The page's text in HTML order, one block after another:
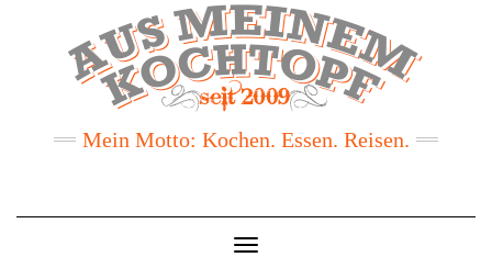
Mein Motto: Kochen. Essen. Reisen.
Toggle